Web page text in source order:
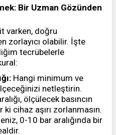
Bir Uzman Gözünden
varken, doğru
zorlayıcı olabilir. İşte
tecrübelerle
Hangi minimum ve
netleştirin.
ölçülecek basıncın
ki cihaz aşırı zorlanmasın.
0-10 bar aralığında bir